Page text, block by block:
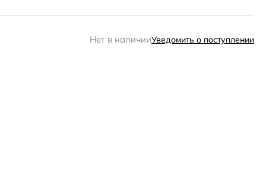
Нет в наличииУведомить о поступлении